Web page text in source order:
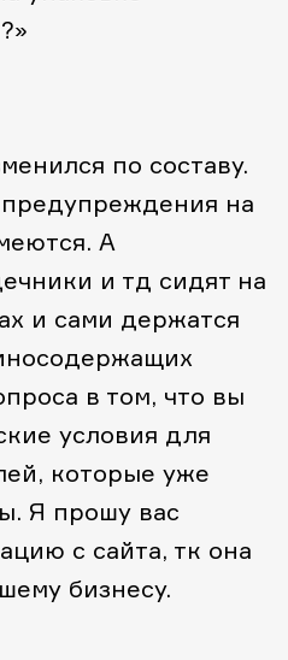
по составу.
на
А
и тд сидят на
и сами держатся
в том, что вы
условия для
которые уже
Я прошу вас
с сайта, тк она
бизнесу.